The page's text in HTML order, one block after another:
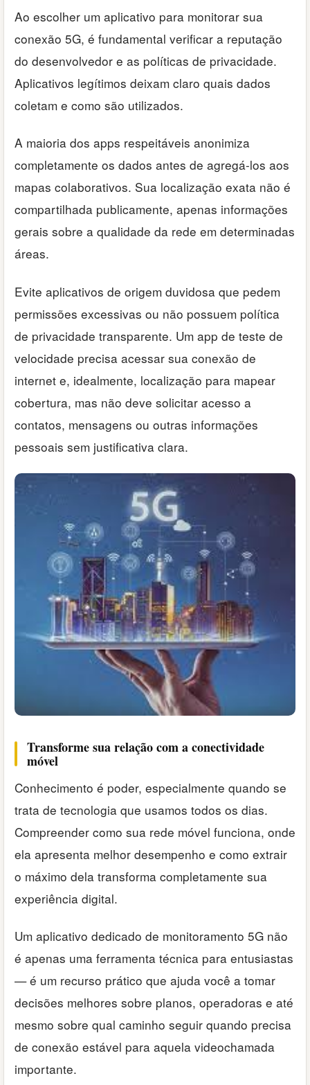
Ao escolher um aplicativo para monitorar sua
conexão 5G, é fundamental verificar a reputação
do desenvolvedor e as políticas de privacidade.
Aplicativos legítimos deixam claro quais dados
coletam e como são utilizados.
A maioria dos apps respeitáveis anonimiza
completamente os dados antes de agregá-los aos
mapas colaborativos. Sua localização exata não é
compartilhada publicamente, apenas informações
gerais sobre a qualidade da rede em determinadas
áreas.
Evite aplicativos de origem duvidosa que pedem
permissões excessivas ou não possuem política
de privacidade transparente. Um app de teste de
velocidade precisa acessar sua conexão de
internet e, idealmente, localização para mapear
cobertura, mas não deve solicitar acesso a
contatos, mensagens ou outras informações
pessoais sem justificativa clara.
Transforme sua relação com a conectividade
móvel
Conhecimento é poder, especialmente quando se
trata de tecnologia que usamos todos os dias.
Compreender como sua rede móvel funciona, onde
ela apresenta melhor desempenho e como extrair
o máximo dela transforma completamente sua
experiência digital.
Um aplicativo dedicado de monitoramento 5G não
é apenas uma ferramenta técnica para entusiastas
— é um recurso prático que ajuda você a tomar
decisões melhores sobre planos, operadoras e até
mesmo sobre qual caminho seguir quando precisa
de conexão estável para aquela videochamada
importante.